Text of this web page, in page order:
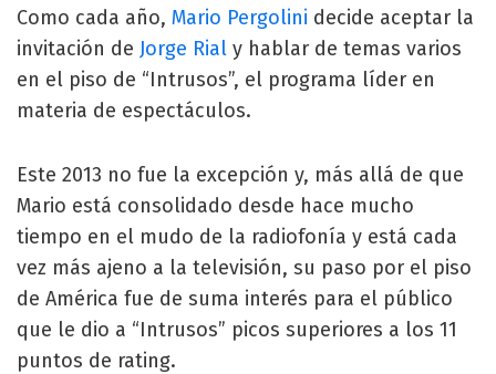
Como cada año, Mario Pergolini decide aceptar la
invitación de Jorge Rial y hablar de temas varios
en el piso de “Intrusos”, el programa líder en
materia de espectáculos.
Este 2013 no fue la excepción y, más allá de que
Mario está consolidado desde hace mucho
tiempo en el mudo de la radiofonía y está cada
vez más ajeno a la televisión, su paso por el piso
de América fue de suma interés para el público
que le dio a “Intrusos” picos superiores a los 11
puntos de rating.